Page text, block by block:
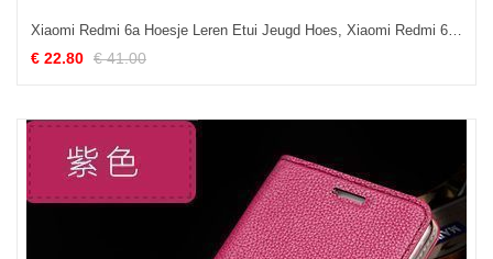
Xiaomi Redmi 6a Hoesje Leren Etui Jeugd Hoes, Xiaomi Redmi 6a Hoesje Anti-fall Clamshell Braun
€ 22.80 € 41.00